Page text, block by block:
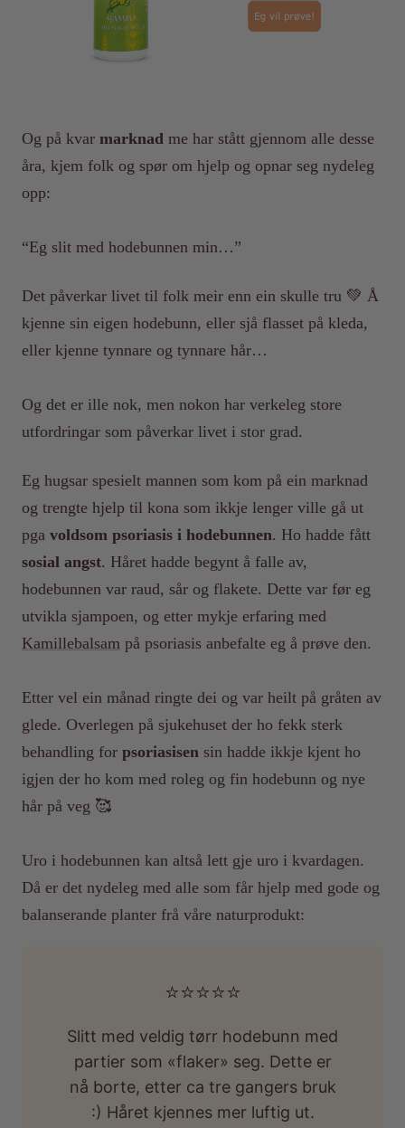
Og på kvar marknad me har stått gjennom alle desse
åra, kjem folk og spør om hjelp og opnar seg nydeleg
opp:
“Eg slit med hodebunnen min…”
Det påverkar livet til folk meir enn ein skulle tru 💚 Å
kjenne sin eigen hodebunn, eller sjå flasset på kleda,
eller kjenne tynnare og tynnare hår…
Og det er ille nok, men nokon har verkeleg store
utfordringar som påverkar livet i stor grad.
Eg hugsar spesielt mannen som kom på ein marknad
og trengte hjelp til kona som ikkje lenger ville gå ut
pga voldsom psoriasis i hodebunnen. Ho hadde fått
sosial angst. Håret hadde begynt å falle av,
hodebunnen var raud, sår og flakete. Dette var før eg
utvikla sjampoen, og etter mykje erfaring med
Kamillebalsam på psoriasis anbefalte eg å prøve den.
Etter vel ein månad ringte dei og var heilt på gråten av
glede. Overlegen på sjukehuset der ho fekk sterk
behandling for psoriasisen sin hadde ikkje kjent ho
igjen der ho kom med roleg og fin hodebunn og nye
hår på veg 🥰
Uro i hodebunnen kan altså lett gje uro i kvardagen.
Då er det nydeleg med alle som får hjelp med gode og
balanserande planter frå våre naturprodukt:
⭐️⭐️⭐️⭐️⭐️
Slitt med veldig tørr hodebunn med
partier som «flaker» seg. Dette er
nå borte, etter ca tre gangers bruk
:) Håret kjennes mer luftig ut.